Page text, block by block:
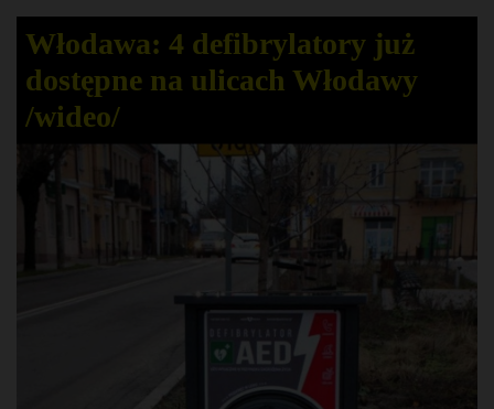
Włodawa: 4 defibrylatory już
dostępne na ulicach Włodawy
/wideo/